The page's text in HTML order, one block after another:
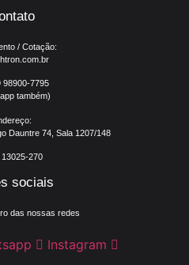
/ Cotação:
98900-7795
também)
Dauntre 74, Sala 1207/148
13025-270
sociais
das nossas redes
Instagram